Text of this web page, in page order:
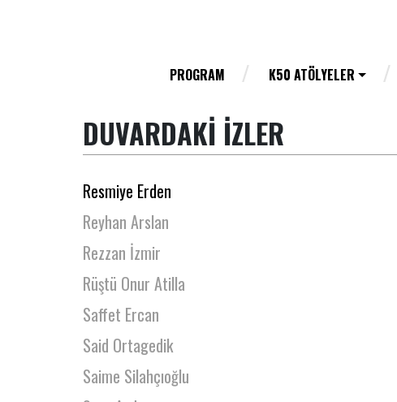
PROGRAM K50 ATÖLYELER
DUVARDAKİ İZLER
Rabia Gündoğmuş
Remziye Gül Aslan
Resmiye Erden
Reyhan Arslan
Rezzan İzmir
Rüştü Onur Atilla
Saffet Ercan
Said Ortagedik
Saime Silahçıoğlu